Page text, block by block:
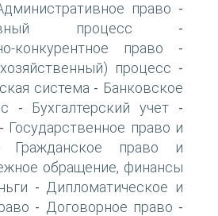
право -
процесс -
конкурентное право -
процесс -
система - Банковское
- Бухгалтерский учет -
- Государственное право и
Гражданское право и
обращение, финансы
- Дипломатическое и
- Договорное право -